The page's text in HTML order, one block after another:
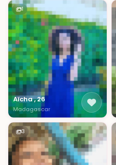
1
Aïcha , 26
Madagascar
3